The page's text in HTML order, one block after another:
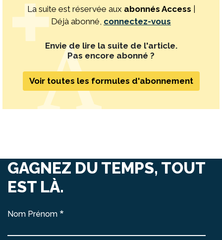
La suite est réservée aux abonnés Access
Déjà abonné, connectez-vous
Envie de lire la suite de l'article.
Pas encore abonné ?
Voir toutes les formules d'abonnement
GAGNEZ DU TEMPS, TOUT
EST LÀ.
Nom Prénom